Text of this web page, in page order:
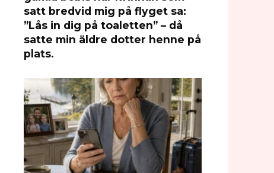
satt bredvid mig på flyget sa:
”Lås in dig på toaletten” – då
satte min äldre dotter henne på
plats.